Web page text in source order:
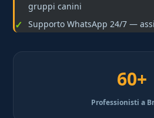
gruppi canini
Supporto WhatsApp 24/7 —
60+
Professionisti a